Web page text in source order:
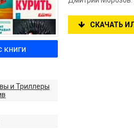
СКАЧАТЬ
книги
и Триллеры